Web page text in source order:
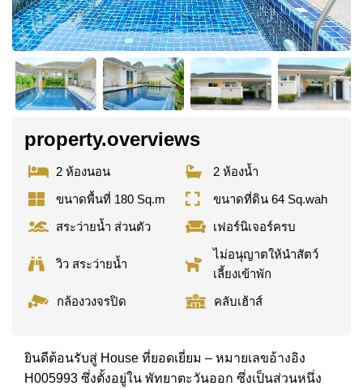
property.overviews
2 ห้องนอน
2 ห้องน้ำ
ขนาดพื้นที่ 180 Sq.m
ขนาดที่ดิน 64 Sq.wah
สระว่ายน้ำ ส่วนตัว
เฟอร์นิเจอร์ครบ
วิว สระว่ายน้ำ
ไม่อนุญาตให้นำสัตว์
เลี้ยงเข้าพัก
กล้องวงจรปิด
คลับเฮ้าส์
ยินดีต้อนรับสู่ House ที่ยอดเยี่ยม – หมายเลขอ้างอิง
H005993 ซึ่งตั้งอยู่ใน พัทยาตะวันออก ซึ่งเป็นส่วนหนึ่ง